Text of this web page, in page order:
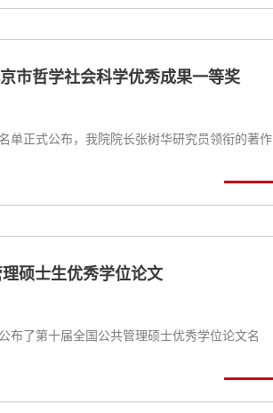
市哲学社会科学优秀成果一等奖
单正式公布，我院院长张树华研究员领衔的著作
硕士生优秀学位论文
布了第十届全国公共管理硕士优秀学位论文名